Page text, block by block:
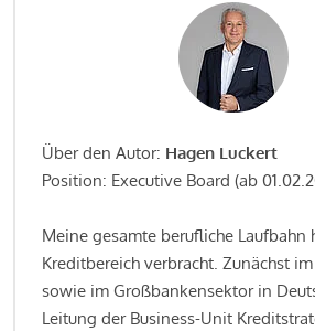
Über den Autor: Hagen Luckert
Position: Executive Board (ab
Meine gesamte berufliche Laufbahn
Kreditbereich verbracht. Zunächst
sowie im Großbankensektor in
Leitung der Business-Unit